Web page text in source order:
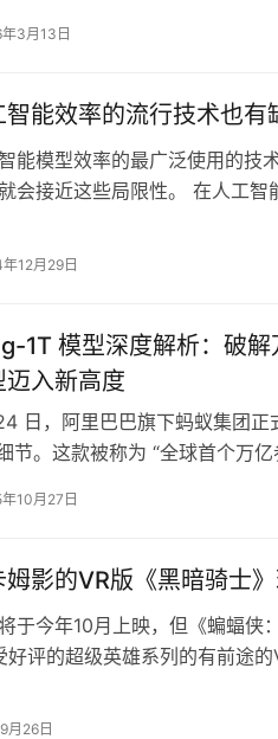
能力提出了前所未有的要求…
3月13日
能效率的流行技术也有
能模型效率的最广泛使用的技
会接近这些局限性。 在人工智
12月29日
1T 模型深度解析：破解
入新高度
日，阿里巴巴旗下蚂蚁集团正
节。这款被称为 “全球首个万
10月27日
影的VR版《黑暗骑士
于今年10月上映，但《蝙蝠
评的超级英雄系列的有前途
月26日